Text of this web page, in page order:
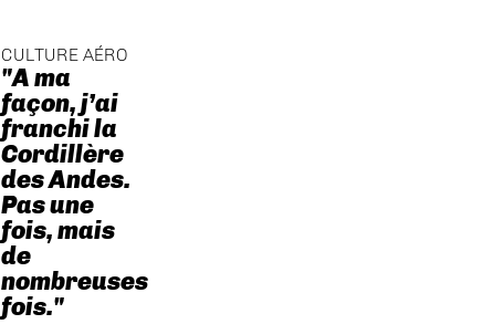
CULTURE AÉRO
"A ma
façon, j’ai
franchi la
Cordillère
des Andes.
Pas une
fois, mais
de
nombreuses
fois."